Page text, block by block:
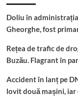
Doliu în
Gheorghe, fost
Rețea de trafic de
Buzău. Flagrant în
Accident în lanț pe
lovit două mașini, iar